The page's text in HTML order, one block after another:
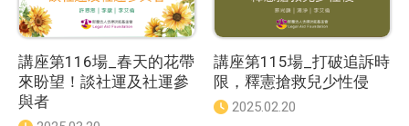
講座第116場_春天的花帶
來盼望！談社運及社運參
與者
講座第115場_打破追訴時
限，釋憲搶救兒少性侵
發
2025.02.20